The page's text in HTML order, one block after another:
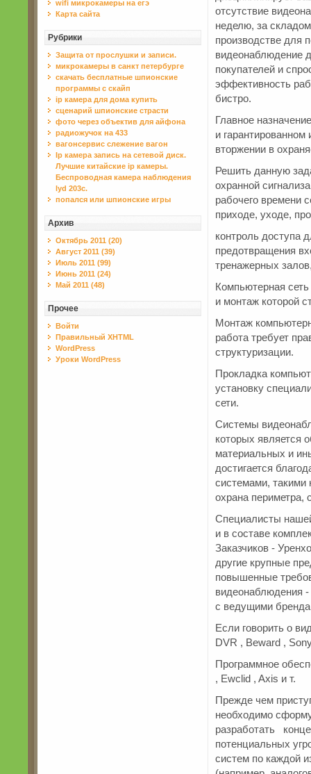
wifi микрокамеры на егэ
Карта сайта
Рубрики
Защита от прослушки и записи.
микрокамеры в санкт петербурге
скачать бесплатные шпионские
программы с скайп
ip камера для дома купить
сценарий шпионские страсти
фото через объектив для айфона
радиожучок на 433
вагонсервис слежение вагон
Ip камера запись на сетевой диск.
Лучшие китайские ip камеры.
Беспроводная камера наблюдения
lyd 203c.
попался или шпионские игры
Архив
Октябрь 2011 (20)
Август 2011 (39)
Июль 2011 (99)
Июнь 2011 (24)
Май 2011 (48)
Прочее
Войти
Правильный XHTML
WordPress
Уроки WordPress
отсутствие
неделю, за
производстве для
видеонаблюдение
покупателей и
эффективность
бистро.
Главное
и
вторжении в
Решить данную
охранной
рабочего времени
приходе, уходе,
контроль доступа
предотвращения
тренажерных
Компьютерная
и монтаж которой
Монтаж
работа требует
структуризации.
Прокладка
установку
сети.
Системы
которых является
материальных и
достигается
системами, такими
охрана периметра,
Специалисты
и в составе
Заказчиков -
другие крупные
повышенные
видеонаблюдения
с ведущими
Если говорить о
DVR , Beward ,
Программное
, Ewclid , Axis и т.
Прежде чем
необходимо
разработать
потенциальных
систем по каждой